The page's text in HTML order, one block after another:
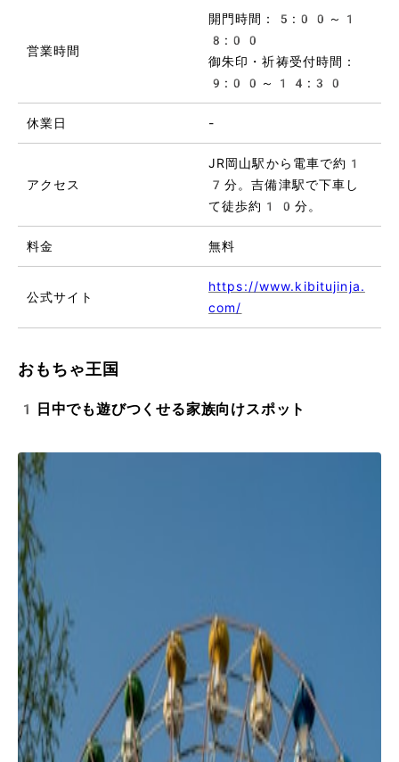
営業時間
開門時間：5:00～1
8:00
御朱印・祈祷受付時間：
9:00～14:30
休業日 -
アクセス
JR岡山駅から電車で約1
7分。吉備津駅で下車し
て徒歩約10分。
料金 無料
公式サイト
https://www.kibitujinja.
com/
おもちゃ王国
1日中でも遊びつくせる家族向けスポット